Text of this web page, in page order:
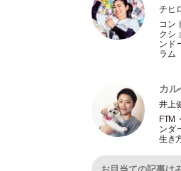
チヒ
コン
クシ
ンド
ラム
カ
井上
FTM
ンダ
生き